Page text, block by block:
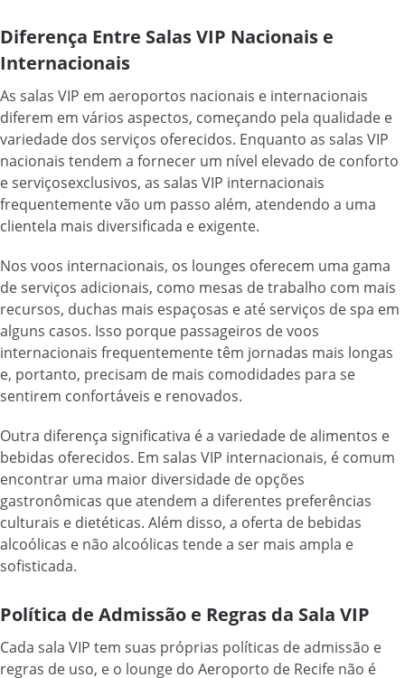
Diferença Entre Salas VIP Nacionais e
Internacionais
As salas VIP em aeroportos nacionais e internacionais
diferem em vários aspectos, começando pela qualidade e
variedade dos serviços oferecidos. Enquanto as salas VIP
nacionais tendem a fornecer um nível elevado de conforto
e serviçosexclusivos, as salas VIP internacionais
frequentemente vão um passo além, atendendo a uma
clientela mais diversificada e exigente.
Nos voos internacionais, os lounges oferecem uma gama
de serviços adicionais, como mesas de trabalho com mais
recursos, duchas mais espaçosas e até serviços de spa em
alguns casos. Isso porque passageiros de voos
internacionais frequentemente têm jornadas mais longas
e, portanto, precisam de mais comodidades para se
sentirem confortáveis e renovados.
Outra diferença significativa é a variedade de alimentos e
bebidas oferecidos. Em salas VIP internacionais, é comum
encontrar uma maior diversidade de opções
gastronômicas que atendem a diferentes preferências
culturais e dietéticas. Além disso, a oferta de bebidas
alcoólicas e não alcoólicas tende a ser mais ampla e
sofisticada.
Política de Admissão e Regras da Sala VIP
Cada sala VIP tem suas próprias políticas de admissão e
regras de uso, e o lounge do Aeroporto de Recife não é